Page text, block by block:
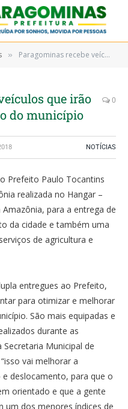
» Paragominas recebe veículos que irão beneficiar a população do município
que irão
do município
0
NOTÍCIAS
Prefeito Paulo Tocantins
realizada no Hangar –
para a entrega de
da cidade e também uma
de agricultura e
entregues ao Prefeito,
para otimizar e melhorar
São mais equipadas e
durante as
Municipal de
vai melhorar a
deslocamento, para que o
orientado e que a gente
um dos menores índices de